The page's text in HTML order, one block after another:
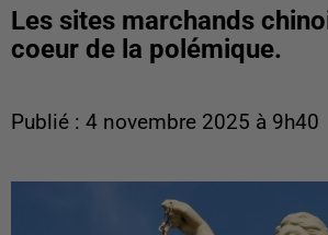
Les sites marchands
coeur de la polémique.
Publié : 4 novembre 2025 à 9h40